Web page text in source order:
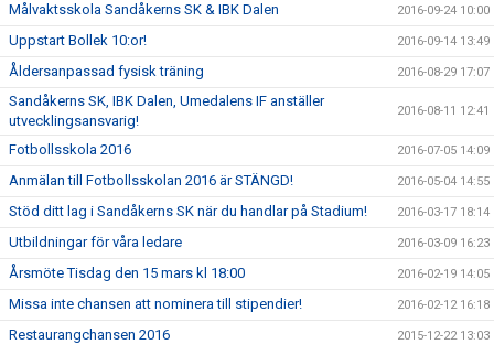
Målvaktsskola Sandåkerns SK & IBK Dalen 2016-09-24 10:00
Uppstart Bollek 10:or! 2016-09-14 13:49
Åldersanpassad fysisk träning 2016-08-29 17:07
Sandåkerns SK, IBK Dalen, Umedalens IF anställer
utvecklingsansvarig!
2016-08-11 12:41
Fotbollsskola 2016 2016-07-05 14:09
Anmälan till Fotbollsskolan 2016 är STÄNGD! 2016-05-04 14:55
Stöd ditt lag i Sandåkerns SK när du handlar på Stadium! 2016-03-17 18:14
Utbildningar för våra ledare 2016-03-09 16:23
Årsmöte Tisdag den 15 mars kl 18:00 2016-02-19 14:05
Missa inte chansen att nominera till stipendier! 2016-02-12 16:18
Restaurangchansen 2016 2015-12-22 13:03